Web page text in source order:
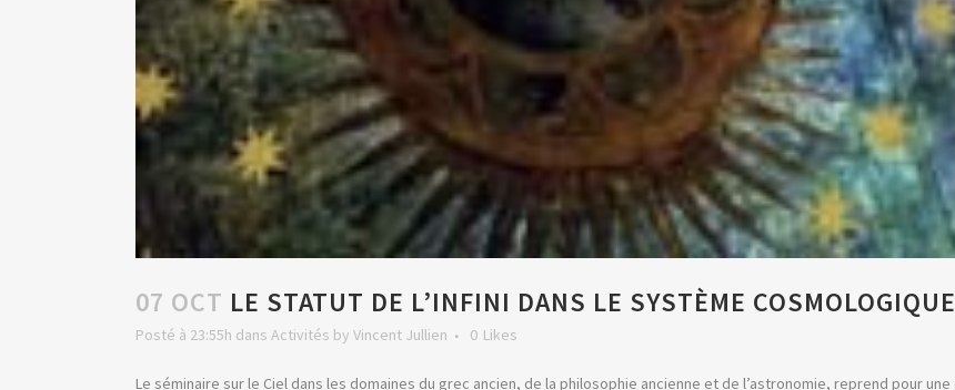
07 OCT LE STATUT DE L’INFINI DANS LE SYSTÈME
Posté à 23:55h dans Activités by Vincent Jullien 0 Likes
Le séminaire sur le Ciel dans les domaines du grec ancien, de la philosophie ancienne et de l’astronomie, reprend pour une